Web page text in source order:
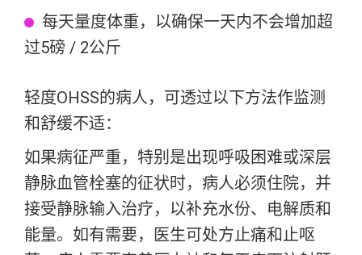
每天量度体重，以确保一天内不会增加超
过5磅 / 2公斤
轻度OHSS的病人，可透过以下方法作监测
和舒缓不适：
如果病征严重，特别是出现呼吸困难或深层
静脉血管栓塞的征状时，病人必须住院，并
接受静脉输入治疗，以补充水份、电解质和
能量。如有需要，医生可处方止痛和止呕